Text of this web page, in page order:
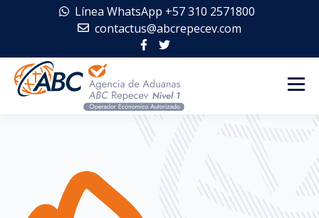
Línea WhatsApp +57 310 2571800
contactus@abcrepecev.com